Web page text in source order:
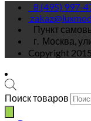
8 (495) 997-
Пункт
г. Москва,
Copyright
Поиск товаров